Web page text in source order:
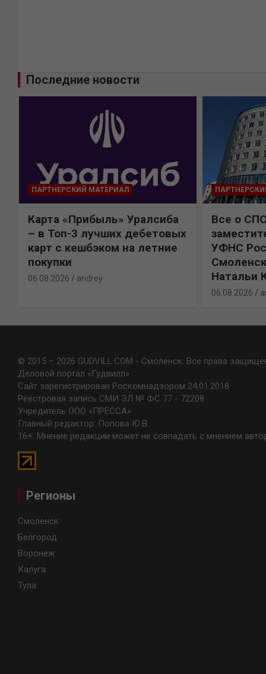
Последние новости
ПАРТНЕРСКИЙ МАТЕРИАЛ
Карта «Прибыль» Уралсиба
– в Топ-3 лучших дебетовых
карт с кешбэком на летние
покупки
06.08.2026 andrey
Все о
УФНС
Натальи
06.08.2026
© 2015 – 2026 GUDVILL.COM - Смоленск. Все права
Деловой портал «Гудвилл»
Сайт зарегистрирован Роскомнадзором 24.01.2018
Реестровая запись СМИ ЭЛ № ФС 77 - 72208
Учредитель ООО «ПРЕССА»
Главный редактор: Попова Ю.В.
16+. Мнение редакции может не совпадать с мнением
Регионы
Смоленск
Белгород
Воронеж
Калуга
Тула